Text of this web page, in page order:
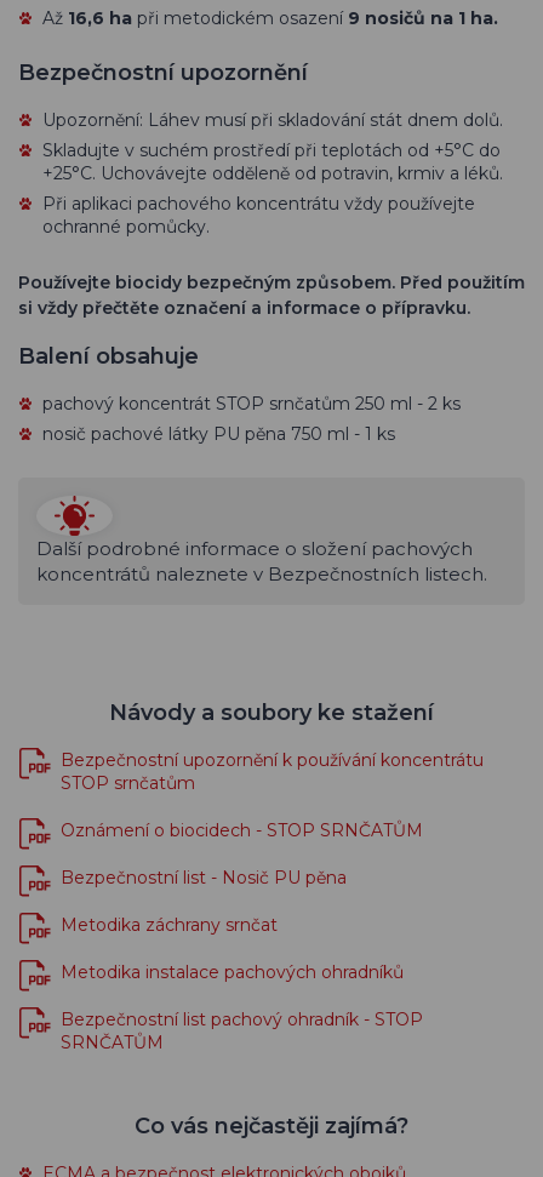
Až 16,6 ha při metodickém osazení 9 nosičů na 1 ha.
Bezpečnostní upozornění
Upozornění: Láhev musí při skladování stát dnem dolů.
Skladujte v suchém prostředí při teplotách od +5°C do
+25°C. Uchovávejte odděleně od potravin, krmiv a léků.
Při aplikaci pachového koncentrátu vždy používejte
ochranné pomůcky.
Používejte biocidy bezpečným způsobem. Před použitím
si vždy přečtěte označení a informace o přípravku.
Balení obsahuje
pachový koncentrát STOP srnčatům 250 ml - 2 ks
nosič pachové látky PU pěna 750 ml - 1 ks
Další podrobné informace o složení pachových
koncentrátů naleznete v Bezpečnostních listech.
Návody a soubory ke stažení
Bezpečnostní upozornění k používání koncentrátu
STOP srnčatům
Oznámení o biocidech - STOP SRNČATŮM
Bezpečnostní list - Nosič PU pěna
Metodika záchrany srnčat
Metodika instalace pachových ohradníků
Bezpečnostní list pachový ohradník - STOP
SRNČATŮM
Co vás nejčastěji zajímá?